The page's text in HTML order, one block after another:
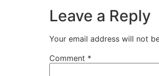
Leave a Reply
Your email address will not
Comment *